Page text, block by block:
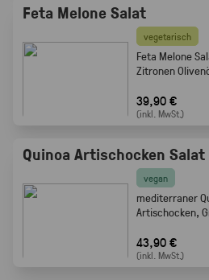
Feta Melone Salat
vegetarisch
Feta Melone
Zitronen
Beilage ·
39,90 €
(inkl. MwSt.)
Quinoa Artischocken Salat
vegan
mediterraner
Artischocken,
Gabelfood
43,90 €
(inkl. MwSt.)